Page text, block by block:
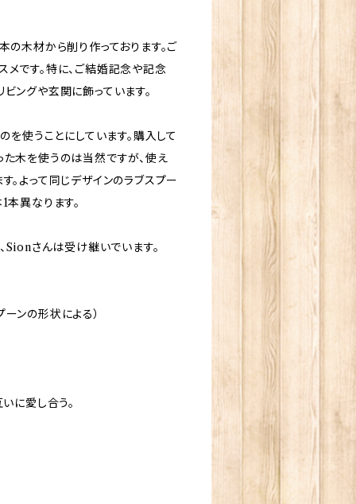
の木材から削り作っております。ご
です。特に、ご結婚記念や記念
ングや玄関に飾っています。
使うことにしています。購入して
た木を使うのは当然ですが、使え
。よって同じデザインのラブスプー
本異なります。
さんは受け継いでいます。
ンの形状による）
に愛し合う。